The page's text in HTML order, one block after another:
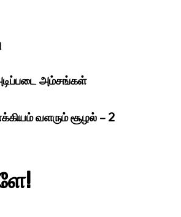
அம்சங்கள்
வளரும் சூழல் – 2